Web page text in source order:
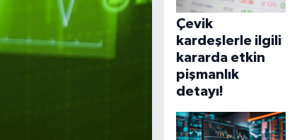
Çevik
kardeşlerle ilgili
kararda etkin
pişmanlık
detayı!